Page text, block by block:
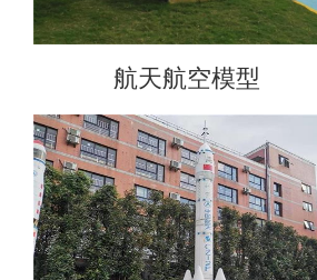
航天航空模型